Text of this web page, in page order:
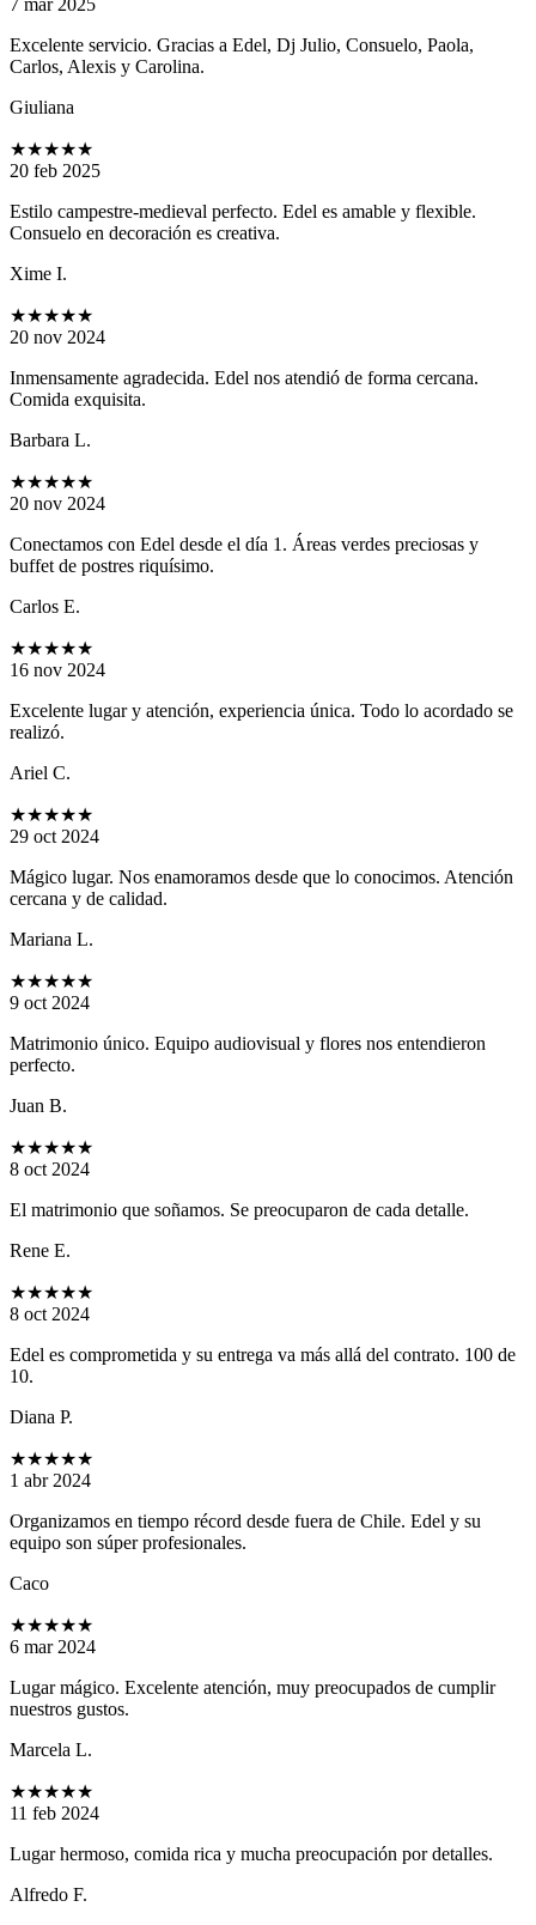
7 mar 2025
Excelente servicio. Gracias a Edel, Dj Julio, Consuelo, Paola,
Carlos, Alexis y Carolina.
Giuliana
★★★★★
20 feb 2025
Estilo campestre-medieval perfecto. Edel es amable y flexible.
Consuelo en decoración es creativa.
Xime I.
★★★★★
20 nov 2024
Inmensamente agradecida. Edel nos atendió de forma cercana.
Comida exquisita.
Barbara L.
★★★★★
20 nov 2024
Conectamos con Edel desde el día 1. Áreas verdes preciosas y
buffet de postres riquísimo.
Carlos E.
★★★★★
16 nov 2024
Excelente lugar y atención, experiencia única. Todo lo acordado se
realizó.
Ariel C.
★★★★★
29 oct 2024
Mágico lugar. Nos enamoramos desde que lo conocimos. Atención
cercana y de calidad.
Mariana L.
★★★★★
9 oct 2024
Matrimonio único. Equipo audiovisual y flores nos entendieron
perfecto.
Juan B.
★★★★★
8 oct 2024
El matrimonio que soñamos. Se preocuparon de cada detalle.
Rene E.
★★★★★
8 oct 2024
Edel es comprometida y su entrega va más allá del contrato. 100 de
10.
Diana P.
★★★★★
1 abr 2024
Organizamos en tiempo récord desde fuera de Chile. Edel y su
equipo son súper profesionales.
Caco
★★★★★
6 mar 2024
Lugar mágico. Excelente atención, muy preocupados de cumplir
nuestros gustos.
Marcela L.
★★★★★
11 feb 2024
Lugar hermoso, comida rica y mucha preocupación por detalles.
Alfredo F.